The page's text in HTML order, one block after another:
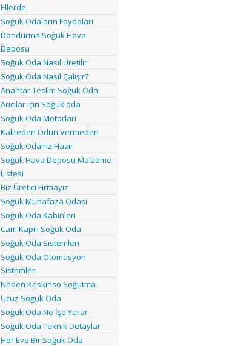
Ellerde
Soğuk Odaların Faydaları
Dondurma Soğuk Hava
Deposu
Soğuk Oda Nasıl Üretilir
Soğuk Oda Nasıl Çalışır?
Anahtar Teslim Soğuk Oda
Arıcılar için Soğuk oda
Soğuk Oda Motorları
Kaliteden Ödün Vermeden
Soğuk Odanız Hazır
Soğuk Hava Deposu Malzeme
Listesi
Biz Üretici Firmayız
Soğuk Muhafaza Odası
Soğuk Oda Kabinleri
Cam Kapılı Soğuk Oda
Soğuk Oda Sistemleri
Soğuk Oda Otomasyon
Sistemleri
Neden Keskinso Soğutma
Ucuz Soğuk Oda
Soğuk Oda Ne İşe Yarar
Soğuk Oda Teknik Detaylar
Her Eve Bir Soğuk Oda